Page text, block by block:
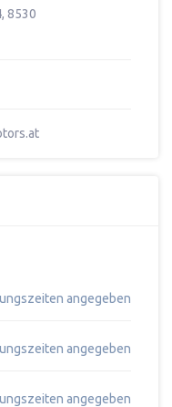
8530
angegeben
angegeben
angegeben